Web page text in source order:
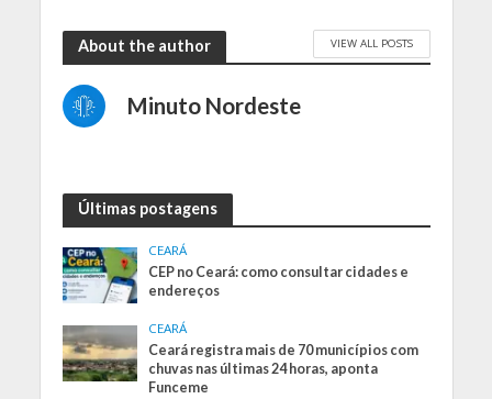
About the author VIEW ALL POSTS
Minuto Nordeste
Últimas postagens
CEARÁ
CEP no Ceará: como consultar cidades e
endereços
CEARÁ
Ceará registra mais de 70 municípios com
chuvas nas últimas 24 horas, aponta
Funceme